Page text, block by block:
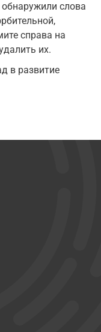
слова
справа на
их.
в развитие